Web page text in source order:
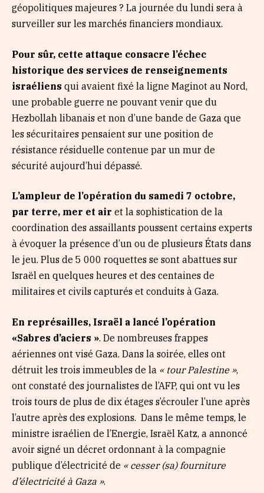
géopolitiques majeures ? La journée du lundi sera à
surveiller sur les marchés financiers mondiaux.
Pour sûr, cette attaque consacre l’échec
historique des services de renseignements
israéliens qui avaient fixé la ligne Maginot au Nord,
une probable guerre ne pouvant venir que du
Hezbollah libanais et non d’une bande de Gaza que
les sécuritaires pensaient sur une position de
résistance résiduelle contenue par un mur de
sécurité aujourd’hui dépassé.
L’ampleur de l’opération du samedi 7 octobre,
par terre, mer et air et la sophistication de la
coordination des assaillants poussent certains experts
à évoquer la présence d’un ou de plusieurs États dans
le jeu. Plus de 5 000 roquettes se sont abattues sur
Israël en quelques heures et des centaines de
militaires et civils capturés et conduits à Gaza.
En représailles, Israël a lancé l’opération
«Sabres d’aciers ». De nombreuses frappes
aériennes ont visé Gaza. Dans la soirée, elles ont
détruit les trois immeubles de la « tour Palestine »,
ont constaté des journalistes de l’AFP, qui ont vu les
trois tours de plus de dix étages s’écrouler l’une après
l’autre après des explosions. Dans le même temps, le
ministre israélien de l’Energie, Israël Katz, a annoncé
avoir signé un décret ordonnant à la compagnie
publique d’électricité de « cesser (sa) fourniture
d’électricité à Gaza ».